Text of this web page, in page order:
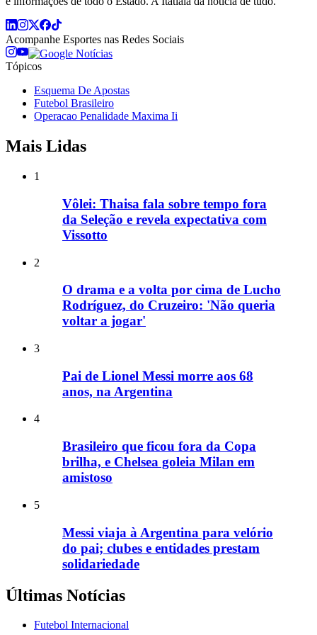
Acompanhe Esportes nas Redes Sociais
Tópicos
Esquema De Apostas
Futebol Brasileiro
Operacao Penalidade Maxima Ii
Mais Lidas
1
Vôlei: Thaisa fala sobre tempo fora
da Seleção e revela expectativa com
Vissotto
2
O drama e a volta por cima de Lucho
Rodríguez, do Cruzeiro: 'Não queria
voltar a jogar'
3
Pai de Lionel Messi morre aos 68
anos, na Argentina
4
Brasileiro que ficou fora da Copa
brilha, e Chelsea goleia Milan em
amistoso
5
Messi viaja à Argentina para velório
do pai; clubes e entidades prestam
solidariedade
Últimas Notícias
Futebol Internacional